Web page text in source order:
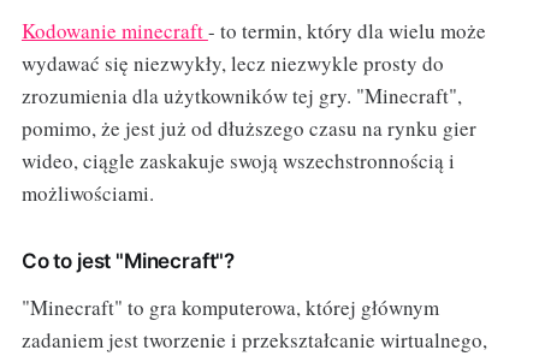
Kodowanie minecraft- to termin, który dla wielu może
wydawać się niezwykły, lecz niezwykle prosty do
zrozumienia dla użytkowników tej gry. "Minecraft",
pomimo, że jest już od dłuższego czasu na rynku gier
wideo, ciągle zaskakuje swoją wszechstronnością i
możliwościami.
Co to jest "Minecraft"?
"Minecraft" to gra komputerowa, której głównym
zadaniem jest tworzenie i przekształcanie wirtualnego,